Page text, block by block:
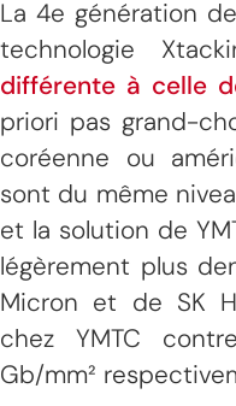
La 4e génération
technologie
différente à celle
priori pas grand-
coréenne ou
sont du même
et la solution de
légèrement plus
Micron et de SK
chez YMTC
Gb/mm²